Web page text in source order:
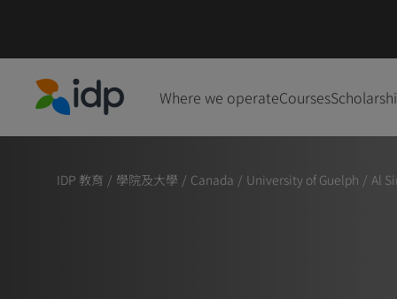
Where we operateCourses
IDP 教育 / 學院及大學 / Canada / University of Guelph / Al